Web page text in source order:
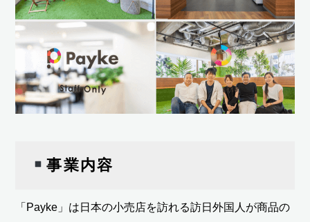
事業内容
「Payke」は日本の小売店を訪れる訪日外国人が商品の